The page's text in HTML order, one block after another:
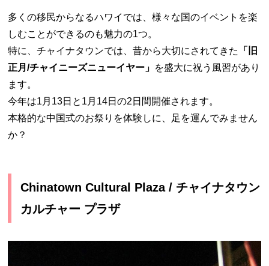
多くの移民からなるハワイでは、様々な国のイベントを楽
しむことができるのも魅力の1つ。
特に、チャイナタウンでは、昔から大切にされてきた
「旧
正月/チャイニーズニューイヤー」 を盛大に祝う風習があり
ます。
今年は1月13日と1月14日の2日間開催されます。
本格的な中国式のお祭りを体験しに、足を運んでみません
か？
Chinatown Cultural Plaza / チャイナタウン
カルチャー プラザ